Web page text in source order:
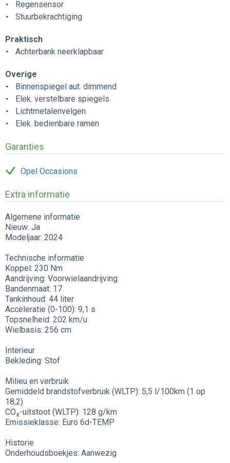
Regensensor
Stuurbekrachtiging
Praktisch
Achterbank neerklapbaar
Overige
Binnenspiegel aut. dimmend
Elek. verstelbare spiegels
Lichtmetalenvelgen
Elek. bedienbare ramen
Garanties
Opel Occasions
Extra informatie
Algemene informatie
Nieuw: Ja
Modeljaar: 2024
Technische informatie
Koppel: 230 Nm
Aandrijving: Voorwielaandrijving
Bandenmaat: 17
Tankinhoud: 44 liter
Acceleratie (0-100): 9,1 s
Topsnelheid: 202 km/u
Wielbasis: 256 cm
Interieur
Bekleding: Stof
Milieu en verbruik
Gemiddeld brandstofverbruik (WLTP): 5,5 l/100km (1 op
18,2)
CO₂-uitstoot (WLTP): 128 g/km
Emissieklasse: Euro 6d-TEMP
Historie
Onderhoudsboekjes: Aanwezig